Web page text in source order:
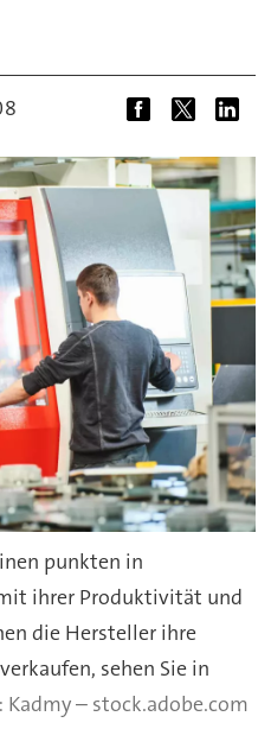
punkten in
ihrer Produktivität und
die Hersteller ihre
sehen Sie in
Kadmy – stock.adobe.com